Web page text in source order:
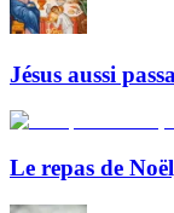
Jésus aussi
Le repas de